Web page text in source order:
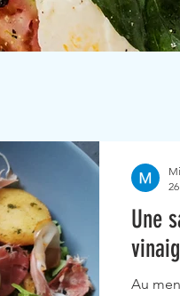
Une
Au